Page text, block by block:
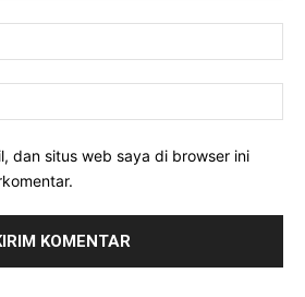
dan situs web saya di browser ini